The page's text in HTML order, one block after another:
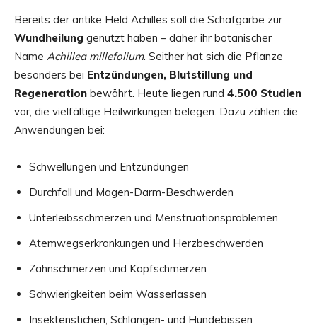
Bereits der antike Held Achilles soll die Schafgarbe zur
Wundheilung genutzt haben – daher ihr botanischer
Name Achillea millefolium. Seither hat sich die Pflanze
besonders bei Entzündungen, Blutstillung und
Regeneration bewährt. Heute liegen rund 4.500 Studien
vor, die vielfältige Heilwirkungen belegen. Dazu zählen die
Anwendungen bei:
Schwellungen und Entzündungen
Durchfall und Magen-Darm-Beschwerden
Unterleibsschmerzen und Menstruationsproblemen
Atemwegserkrankungen und Herzbeschwerden
Zahnschmerzen und Kopfschmerzen
Schwierigkeiten beim Wasserlassen
Insektenstichen, Schlangen- und Hundebissen